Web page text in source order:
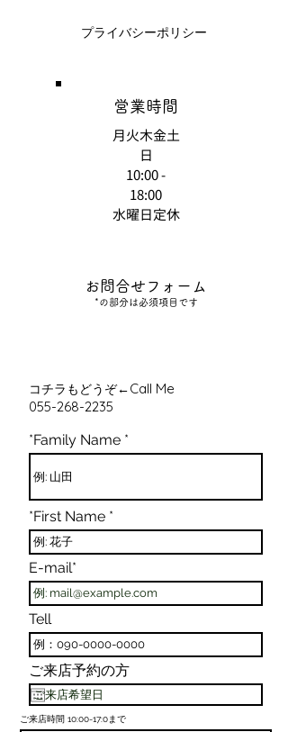
プライバシーポリシー
​営業時間
月火木金土
日
10:00 -
18:00
水曜日定休
お問合せフォーム
​*の部分は必須項目です
コチラもどうぞ←Call Me
055-268-2235
*Family Name
*First Name
E-mail*
Tell
ご来店予約の方
ご来店時間 10:00-17:0まで